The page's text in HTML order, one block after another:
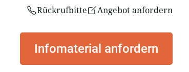
Rückrufbitte Angebot anfordern
Infomaterial anfordern